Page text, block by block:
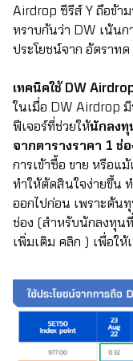
Airdrop ซีรีส์ Y ถือข้า
ทราบกันว่า DW เน้นก
ประโยชน์จาก อัตราท
เทคนิคใช้ DW
ในเมื่อ DW Airdrop
ฟีเจอร์ที่ช่วยให้นักลงทุ
จากตารางราคา 1 ช่
การเข้าซื้อ ขาย หรือแ
ทำให้ตัดสินใจง่ายขึ้น
ออกไปก่อน เพราะต้น
ช่อง (สำหรับนักลงทุน
เพิ่มเติม คลิก ) เพื่อให้